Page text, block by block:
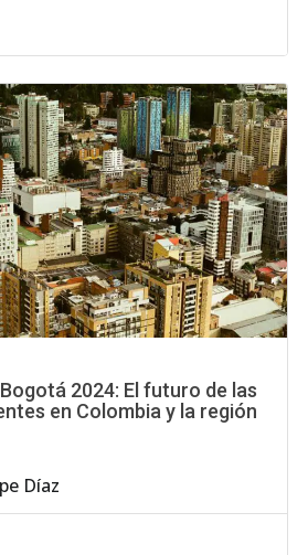
2024: El futuro de las
en Colombia y la región
Díaz